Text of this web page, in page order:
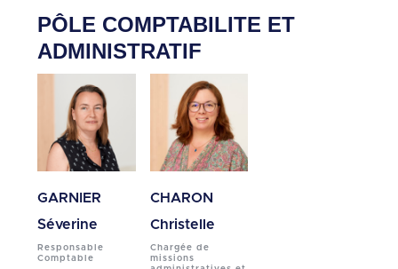
PÔLE COMPTABILITE ET
ADMINISTRATIF
GARNIER
Séverine
Responsable
Comptable
CHARON
Christelle
Chargée de
missions